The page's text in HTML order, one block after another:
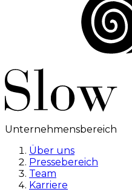
Unternehmensbereich
Über uns
Pressebereich
Team
Karriere